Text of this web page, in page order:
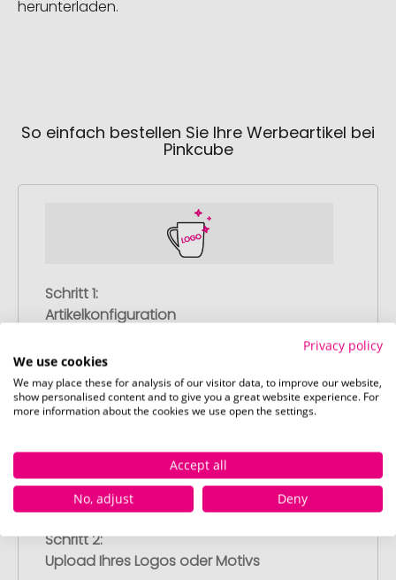
herunterladen.
So einfach bestellen Sie Ihre Werbeartikel bei
Pinkcube
Schritt 1:
Artikelkonfiguration
Werbeartikel aus und passen Sie diese
nach Ihren Vorstellungen an.
Anschließend legen Sie die konfigurierten
Artikel in Ihren Warenkorb.
Schritt 2:
Upload Ihres Logos oder Motivs
Privacy policy
We use cookies
We may place these for analysis of our visitor data, to improve our website,
show personalised content and to give you a great website experience. For
more information about the cookies we use open the settings.
Accept all
No, adjust
Deny